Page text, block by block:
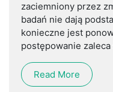
zaciemniony przez
badań nie dają
konieczne jest
postępowanie
Read More